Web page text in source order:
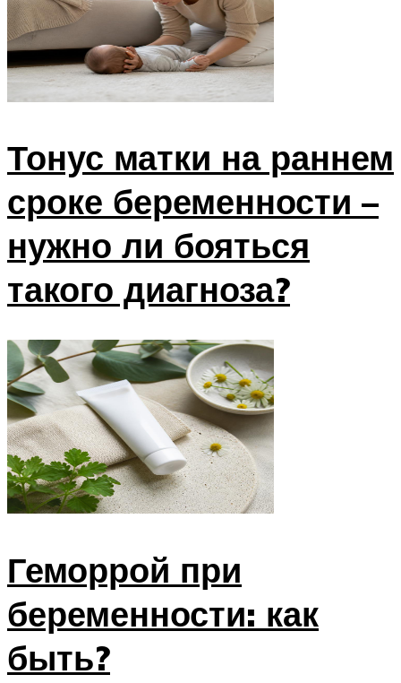
Тонус матки на раннем
сроке беременности –
нужно ли бояться
такого диагноза?
Геморрой при
беременности: как
быть?